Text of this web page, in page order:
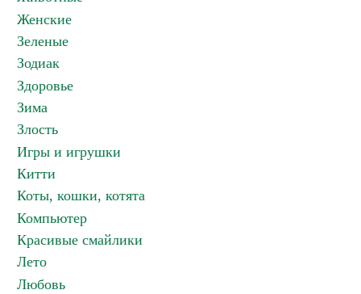
Женские
Зеленые
Зодиак
Здоровье
Зима
Злость
Игры и игрушки
Китти
Коты, кошки, котята
Компьютер
Красивые смайлики
Лето
Любовь